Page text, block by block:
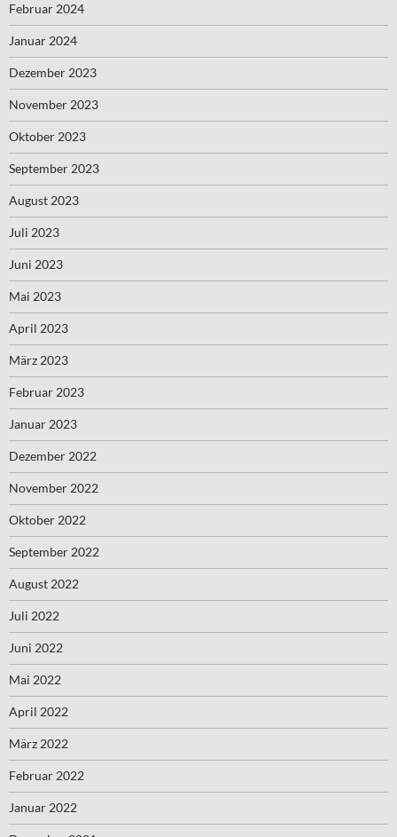
Februar 2024
Januar 2024
Dezember 2023
November 2023
Oktober 2023
September 2023
August 2023
Juli 2023
Juni 2023
Mai 2023
April 2023
März 2023
Februar 2023
Januar 2023
Dezember 2022
November 2022
Oktober 2022
September 2022
August 2022
Juli 2022
Juni 2022
Mai 2022
April 2022
März 2022
Februar 2022
Januar 2022